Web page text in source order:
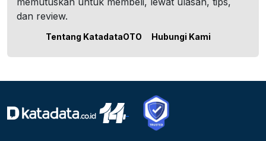
dan review.
Tentang KatadataOTO Hubungi Kami